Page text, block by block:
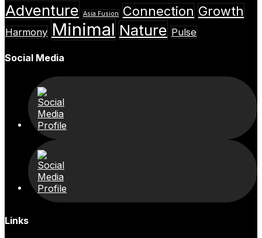
Adventure Asia Fusion Connection Growth
Harmony Minimal Nature Pulse
Social Media
Links